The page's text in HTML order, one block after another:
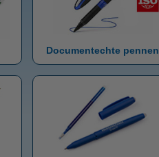
Documentechte pennen